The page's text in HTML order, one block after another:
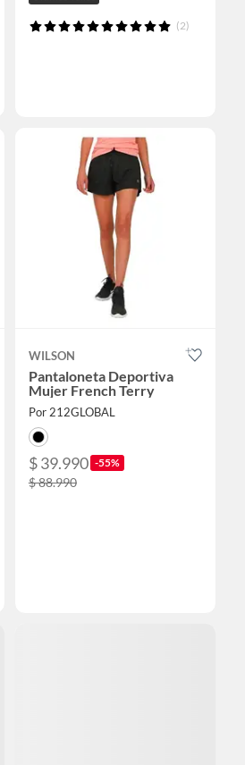
(2)
WILSON
Pantaloneta Deportiva
Mujer French Terry
Por 212GLOBAL
$ 39.990 -55%
$ 88.990